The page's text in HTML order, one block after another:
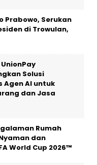
Prabowo, Serukan
di Trowulan,
Solusi
Agen AI untuk
dan Jasa
Rumah
dan
World Cup 2026™